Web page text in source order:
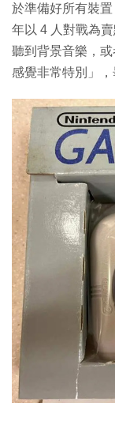
於準備好所有裝
年以 4 人對戰為
聽到背景音樂，
感覺非常特別」